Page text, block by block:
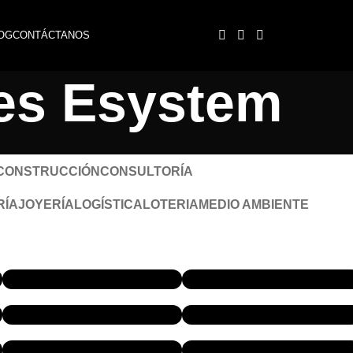
CONTÁCTANOS
Esystem
CONSULTORÍA
JOYERÍA LOGÍSTICA LOTERIA MEDIO AMBIENTE
CONCESIONARIAREDBIOBIO.CL